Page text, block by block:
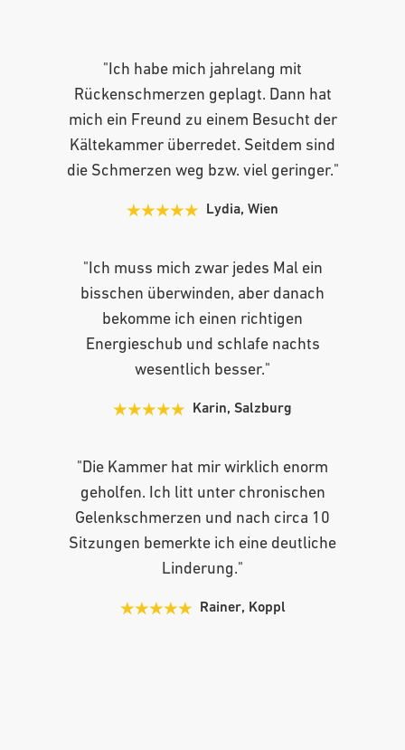
"Ich habe mich jahrelang mit
Rückenschmerzen geplagt. Dann hat
mich ein Freund zu einem Besucht der
Kältekammer überredet. Seitdem sind
die Schmerzen weg bzw. viel geringer."
Lydia, Wien
"Ich muss mich zwar jedes Mal ein
bisschen überwinden, aber danach
bekomme ich einen richtigen
Energieschub und schlafe nachts
wesentlich besser."
Karin, Salzburg
"Die Kammer hat mir wirklich enorm
geholfen. Ich litt unter chronischen
Gelenkschmerzen und nach circa 10
Sitzungen bemerkte ich eine deutliche
Linderung."
Rainer, Koppl